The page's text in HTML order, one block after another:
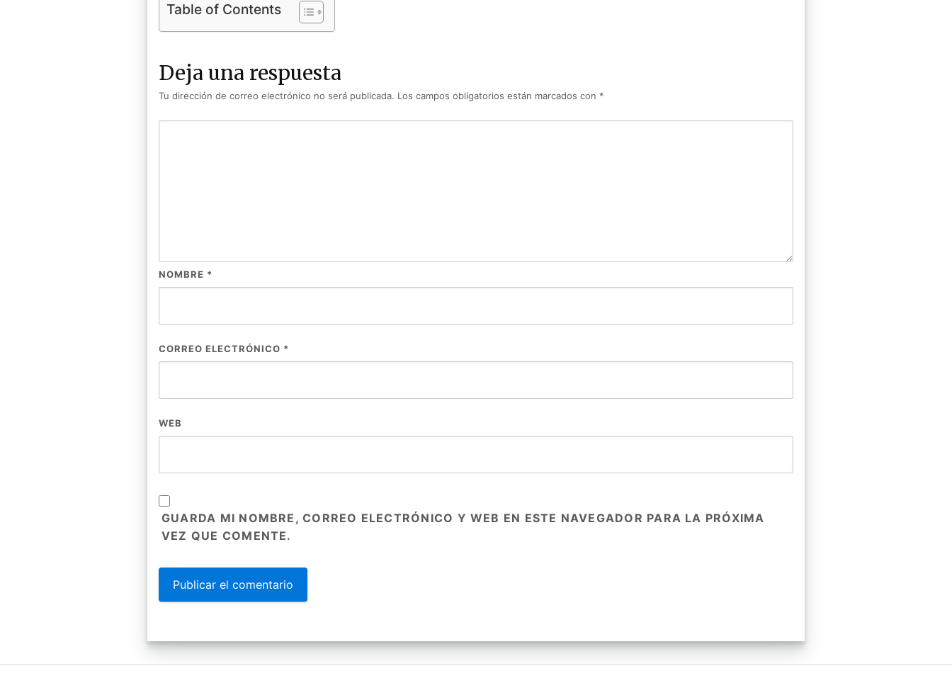
Table of Contents
Deja una respuesta
Tu dirección de correo electrónico no será publicada. Los campos obligatorios están marcados con *
NOMBRE *
CORREO ELECTRÓNICO *
WEB
GUARDA MI NOMBRE, CORREO ELECTRÓNICO Y WEB EN ESTE NAVEGADOR PARA LA PRÓXIMA
VEZ QUE COMENTE.